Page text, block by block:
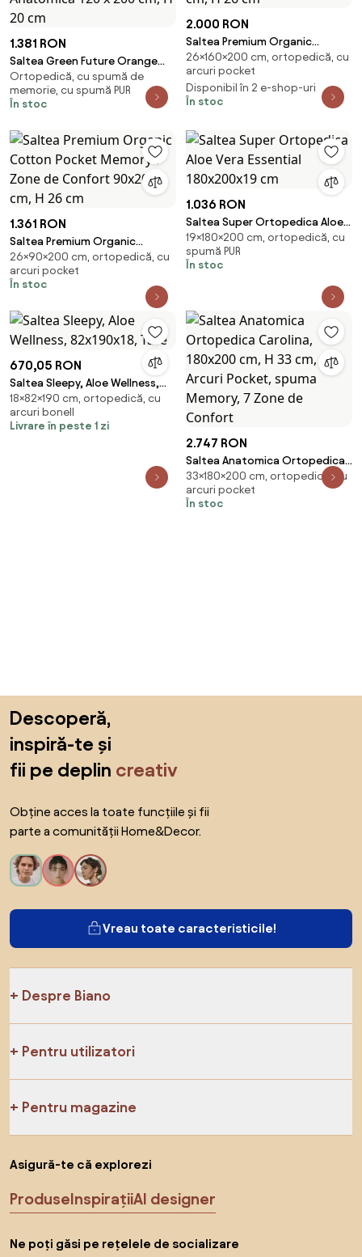
1.381 RON
Saltea Green Future Orange
Memory (fresh memo),
Ortopedica, Anatomica 120 x
200 cm, H 20 cm
Ortopedică, cu spumă de
memorie, cu spumă PUR
În stoc
2.000 RON
Saltea Premium Organic
Cotton Pocket Memory 7 Zone
de Confort 160x200 cm, H 26
cm
26×160×200 cm, ortopedică, cu
arcuri pocket
Disponibil în 2 e-shop-uri
În stoc
1.361 RON
Saltea Premium Organic
Cotton Pocket Memory 7 Zone
de Confort 90x200 cm, H 26
cm
26×90×200 cm, ortopedică, cu
arcuri pocket
În stoc
1.036 RON
Saltea Super Ortopedica Aloe
Vera Essential 180x200x19 cm
19×180×200 cm, ortopedică, cu
spumă PUR
În stoc
670,05 RON
Saltea Sleepy, Aloe Wellness,
82x190x18, Tare
18×82×190 cm, ortopedică, cu
arcuri bonell
Livrare în peste 1 zi
2.747 RON
Saltea Anatomica Ortopedica
Carolina, 180x200 cm, H 33 cm,
Arcuri Pocket, spuma Memory, 7
Zone de Confort
33×180×200 cm, ortopedică, cu
arcuri pocket
În stoc
Descoperă,
inspiră-te și
fii pe deplin creativ
Obține acces la toate funcțiile și fii
parte a comunității Home&Decor.
Vreau toate caracteristicile!
Despre Biano
Pentru utilizatori
Pentru magazine
Asigură-te că explorezi
ProduseInspirațiiAI designer
Ne poți găsi pe rețelele de socializare